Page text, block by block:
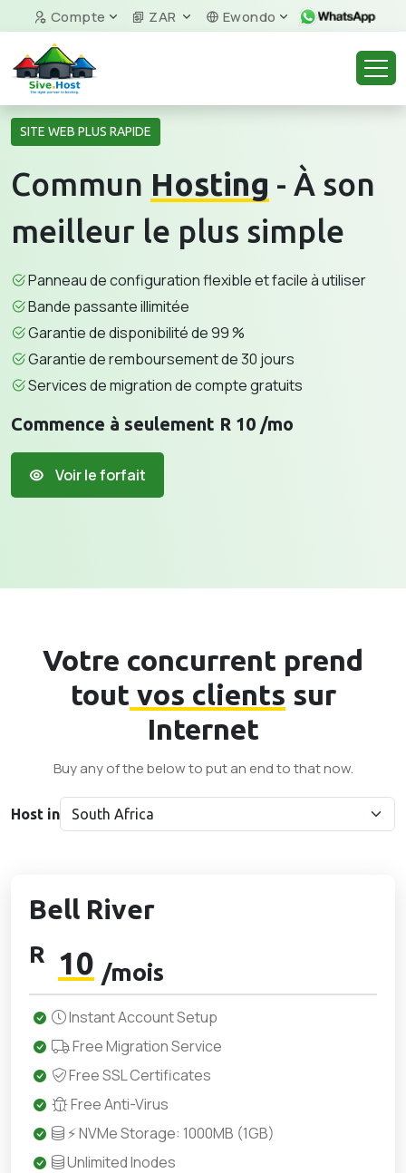
Compte ZAR Ewondo
SITE WEB PLUS RAPIDE
Commun Hosting - À son
meilleur le plus simple
Panneau de configuration flexible et facile à utiliser
Bande passante illimitée
Garantie de disponibilité de 99 %
Garantie de remboursement de 30 jours
Services de migration de compte gratuits
Commence à seulement R 10 /mo
Voir le forfait
Votre concurrent prend
tout vos clients sur
Internet
Buy any of the below to put an end to that now.
Host in
Bell River
R 10 /mois
Instant Account Setup
Free Migration Service
Free SSL Certificates
Free Anti-Virus
⚡ NVMe Storage: 1000MB (1GB)
Unlimited Inodes